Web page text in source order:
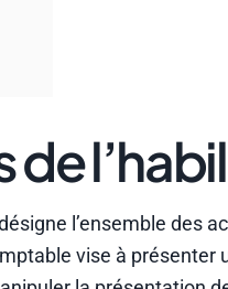
l’ensemble des
vise à présenter